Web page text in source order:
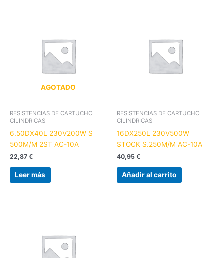
AGOTADO
RESISTENCIAS DE CARTUCHO
CILINDRICAS
6.50DX40L 230V200W S
500M/M 2ST AC-10A
22,87 €
Leer más
RESISTENCIAS DE CARTUCHO
CILINDRICAS
16DX250L 230V500W
STOCK S.250M/M AC-10A
40,95 €
Añadir al carrito